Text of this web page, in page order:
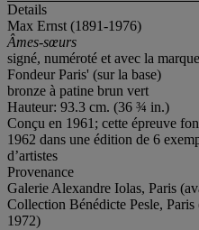
Details
Max Ernst (1891-1976)
Âmes-sœurs
signé, numéroté et avec la
Fondeur Paris' (sur la base)
bronze à patine brun vert
Hauteur: 93.3 cm. (36 ¾ in.)
Conçu en 1961; cette épreuve
1962 dans une édition de 6
d’artistes
Provenance
Galerie Alexandre Iolas, Paris
Collection Bénédicte Pesle,
1972)